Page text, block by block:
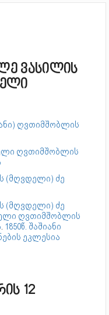
ვასილის
ღვთიმშობლის
ღვთიმშობლის
(მღვდელი) ძე
(მღვდელი) ძე
ღვთიმშობლის
. 1850წ. შაშიანი
ეკლესია
12